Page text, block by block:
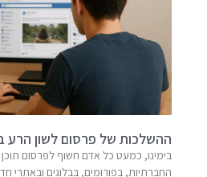
ההשלכות של פרסום לשון הרע
בימינו, כמעט כל אדם חשוף לפרסום
החברתיות, בפורומים, בבלוגים ובאתרי